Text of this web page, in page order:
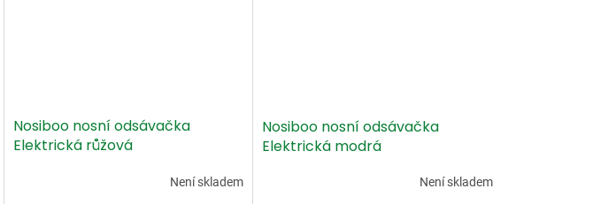
Nosiboo nosní odsávačka
Elektrická růžová
Není skladem
Nosiboo nosní odsávačka
Elektrická modrá
Není skladem